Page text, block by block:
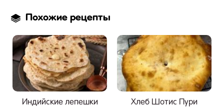
Похожие рецепты
Индийские лепешки
Хлеб Шотис Пури